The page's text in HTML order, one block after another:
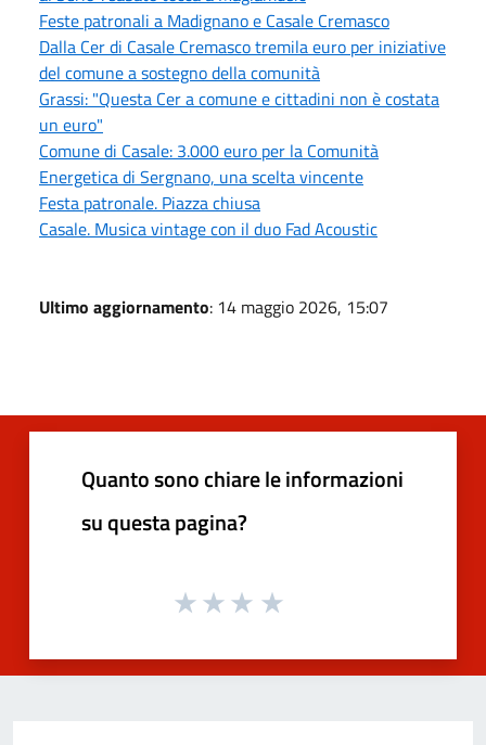
Feste patronali a Madignano e Casale Cremasco
Dalla Cer di Casale Cremasco tremila euro per iniziative
del comune a sostegno della comunità
Grassi: "Questa Cer a comune e cittadini non è costata
un euro"
Comune di Casale: 3.000 euro per la Comunità
Energetica di Sergnano, una scelta vincente
Festa patronale. Piazza chiusa
Casale. Musica vintage con il duo Fad Acoustic
Ultimo aggiornamento: 14 maggio 2026, 15:07
Quanto sono chiare le informazioni
su questa pagina?